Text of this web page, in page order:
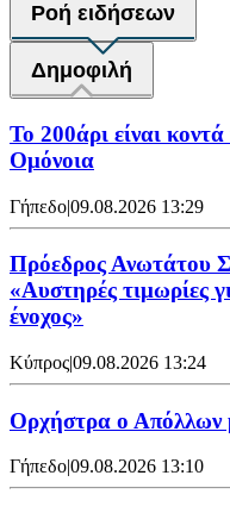
Ροή ειδήσεων
Δημοφιλή
Το 200άρι είναι κοντά
Ομόνοια
Γήπεδο|09.08.2026 13:29
Πρόεδρος Ανωτάτου
«Αυστηρές τιμωρίες
ένοχος»
Κύπρος|09.08.2026 13:24
Ορχήστρα o Aπόλλων
Γήπεδο|09.08.2026 13:10